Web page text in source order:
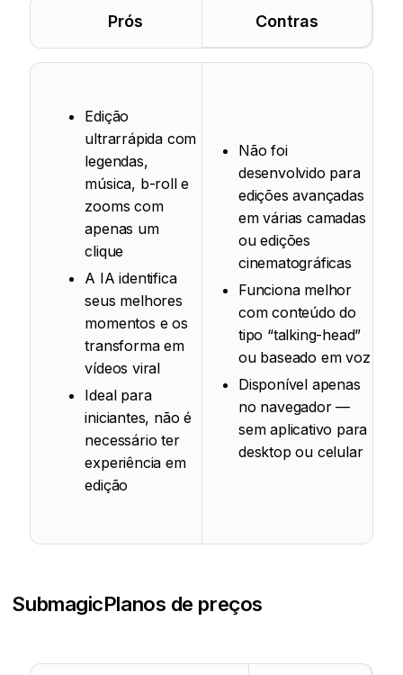
Prós Contras
Edição
ultrarrápida com
legendas,
música, b-roll e
zooms com
apenas um
clique
A IA identifica
seus melhores
momentos e os
transforma em
vídeos viral
Ideal para
iniciantes, não é
necessário ter
experiência em
edição
Não foi
desenvolvido para
edições avançadas
em várias camadas
ou edições
cinematográficas
Funciona melhor
com conteúdo do
tipo “talking-head”
ou baseado em voz
Disponível apenas
no navegador —
sem aplicativo para
desktop ou celular
SubmagicPlanos de preços